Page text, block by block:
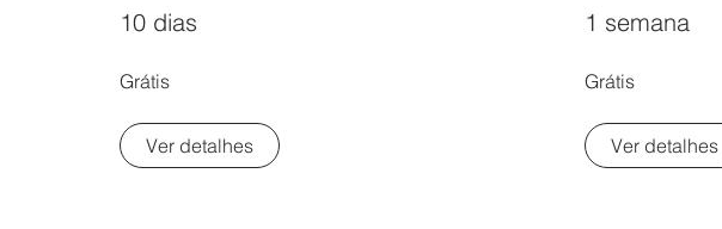
10 dias
Grátis
Ver detalhes
1 semana
Grátis
Ver detalhes